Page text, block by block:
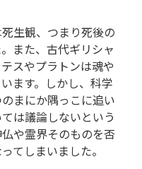
生観、つまり死後の
また、古代ギリシャ
スやプラトンは魂や
ます。しかし、科学
まにか隅っこに追い
は議論しないという
や霊界そのものを否
てしまいました。